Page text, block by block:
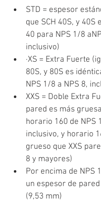
STD = espesor
que SCH 40S, y 40S
40 para NPS 1/8
inclusivo)
·XS = Extra Fuerte (
80S, y 80S es
NPS 1/8 a NPS 8,
XXS = Doble Extra
pared es más
horario 160 de NPS
inclusivo, y horario
grueso que XXS
8 y mayores)
Por encima de NPS
un espesor de
(9,53 mm)